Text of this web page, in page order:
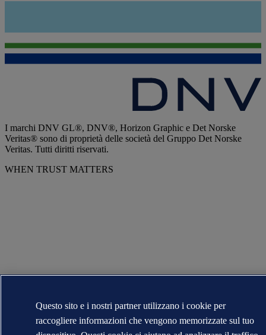
I marchi DNV GL®, DNV®, Horizon Graphic e Det Norske
Veritas® sono di proprietà delle società del Gruppo Det Norske
Veritas. Tutti diritti riservati.
WHEN TRUST MATTERS
Questo sito e i nostri partner utilizzano i cookie per
raccogliere informazioni che vengono memorizzate sul tuo